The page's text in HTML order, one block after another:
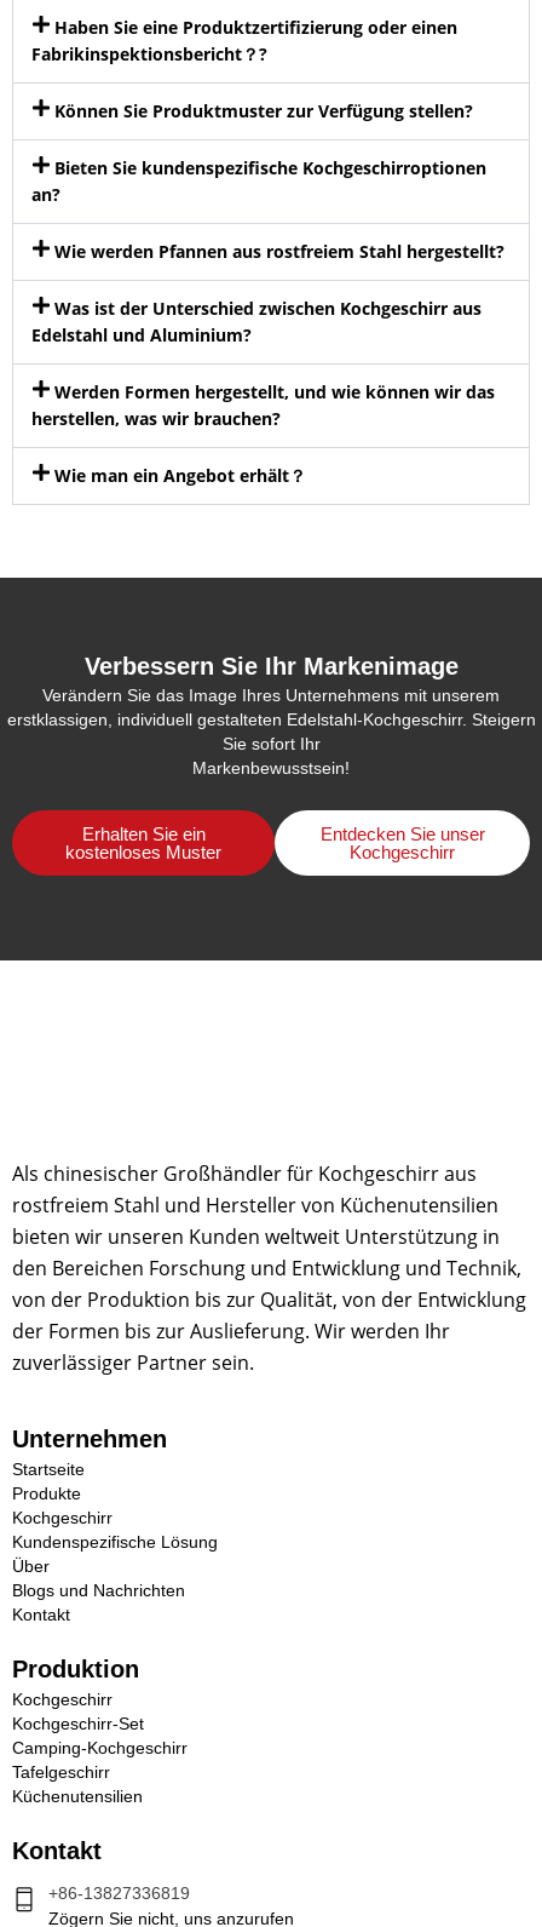
Haben Sie eine Produktzertifizierung oder einen
Fabrikinspektionsbericht？?
Können Sie Produktmuster zur Verfügung stellen?
Bieten Sie kundenspezifische Kochgeschirroptionen
an?
Wie werden Pfannen aus rostfreiem Stahl hergestellt?
Was ist der Unterschied zwischen Kochgeschirr aus
Edelstahl und Aluminium?
Werden Formen hergestellt, und wie können wir das
herstellen, was wir brauchen?
Wie man ein Angebot erhält？
Verbessern Sie Ihr Markenimage
Verändern Sie das Image Ihres Unternehmens mit unserem
erstklassigen, individuell gestalteten Edelstahl-Kochgeschirr. Steigern
Sie sofort Ihr
Markenbewusstsein!
Erhalten Sie ein
kostenloses Muster
Entdecken Sie unser
Kochgeschirr
Als chinesischer Großhändler für Kochgeschirr aus
rostfreiem Stahl und Hersteller von Küchenutensilien
bieten wir unseren Kunden weltweit Unterstützung in
den Bereichen Forschung und Entwicklung und Technik,
von der Produktion bis zur Qualität, von der Entwicklung
der Formen bis zur Auslieferung. Wir werden Ihr
zuverlässiger Partner sein.
Unternehmen
Startseite
Produkte
Kochgeschirr
Kundenspezifische Lösung
Über
Blogs und Nachrichten
Kontakt
Produktion
Kochgeschirr
Kochgeschirr-Set
Camping-Kochgeschirr
Tafelgeschirr
Küchenutensilien
Kontakt
+86-13827336819
Zögern Sie nicht, uns anzurufen